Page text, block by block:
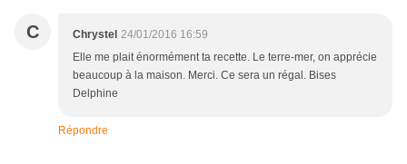
C Chrystel 24/01/2016 16:59
Elle me plait énormément ta recette. Le terre-mer, on apprécie
beaucoup à la maison. Merci. Ce sera un régal. Bises
Delphine
Répondre